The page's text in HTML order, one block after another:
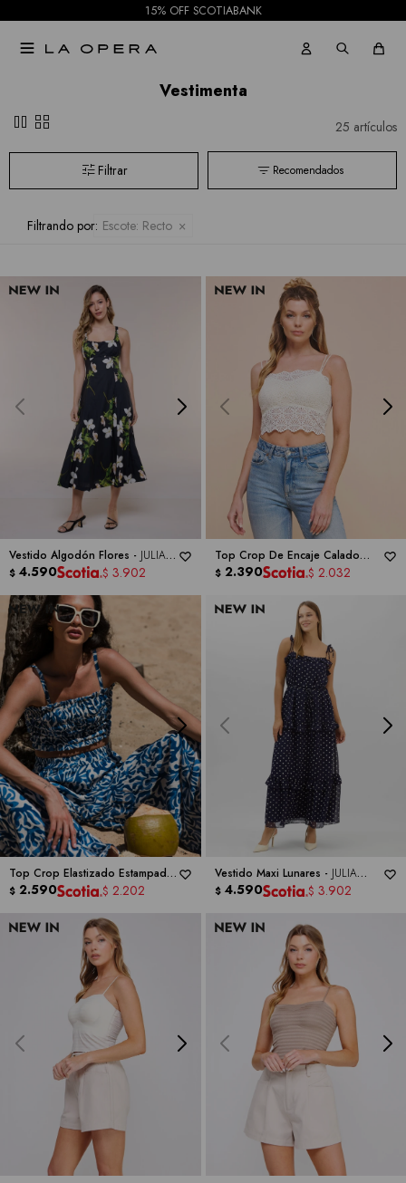
15% OFF SCOTIABANK

Vestimenta
pause grid_view 25 artículos
Recomendados
Filtrando por: Escote: Recto
Vestido Algodón Flores - JULIA
JORDAN
$ 4.590 $ 3.902
Top Crop De Encaje Calado
Con Breteles Dobles -ALLIE
$ 2.390 $ 2.032
Top Crop Elastizado Estampado
- ELAN
$ 2.590 $ 2.202
Vestido Maxi Lunares - JULIA
JORDAN
$ 4.590 $ 3.902